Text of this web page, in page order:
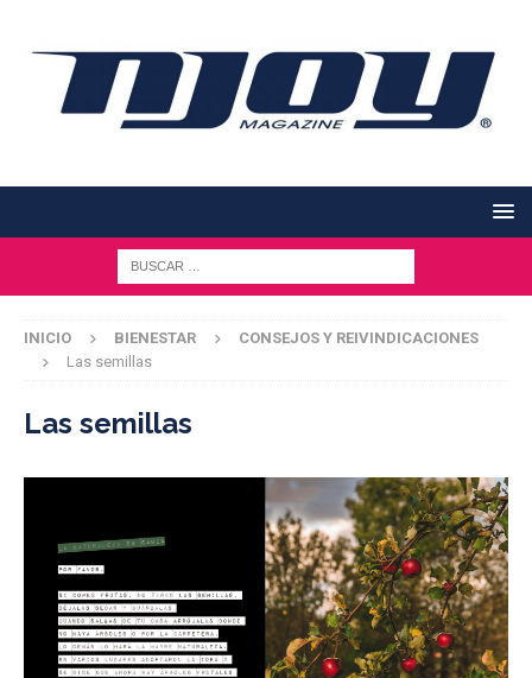
INICIO BIENESTAR
CONSEJOS Y REIVINDICACIONES
Las semillas
Las semillas